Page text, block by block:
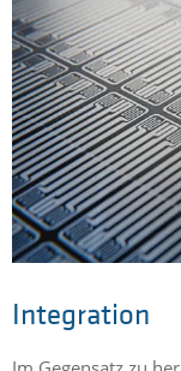
Integration